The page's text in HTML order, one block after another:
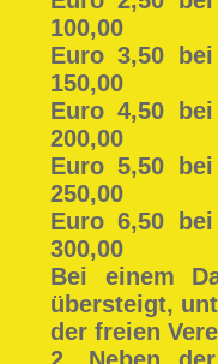
100,00
Euro 3,50
150,00
Euro 4,50
200,00
Euro 5,50
250,00
Euro 6,50
300,00
Bei einem
übersteigt,
der freien